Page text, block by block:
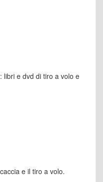
libri e dvd di tiro a volo e
e il tiro a volo.